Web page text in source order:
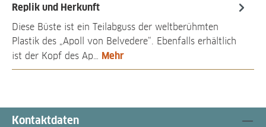
Replik und Herkunft
Diese Büste ist ein Teilabguss der weltberühmten
Plastik des „Apoll von Belvedere“. Ebenfalls erhältlich
ist der Kopf des Ap… Mehr
Kontaktdaten